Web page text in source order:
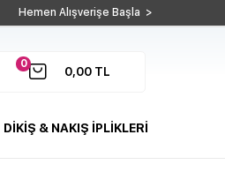
Hemen Alışverişe Başla >
0
0,00 TL
DİKİŞ & NAKIŞ İPLİKLERİ